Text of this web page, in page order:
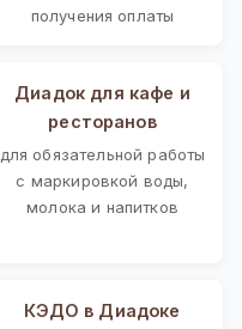
получения оплаты
Диадок для кафе и
ресторанов
для обязательной работы
с маркировкой воды,
молока и напитков
КЭДО в Диадоке